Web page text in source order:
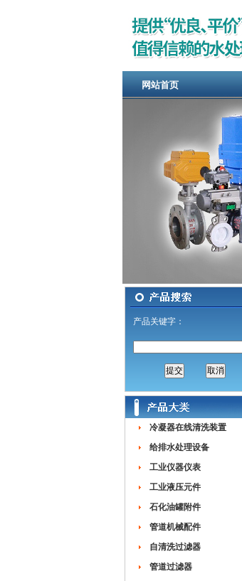
网站首页
产品关键字：
冷凝器在线清洗装置
给排水处理设备
工业仪器仪表
工业液压元件
石化油罐附件
管道机械配件
自清洗过滤器
管道过滤器